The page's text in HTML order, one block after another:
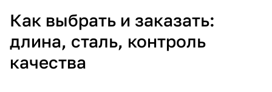
Как выбрать и заказать:
длина, сталь, контроль
качества